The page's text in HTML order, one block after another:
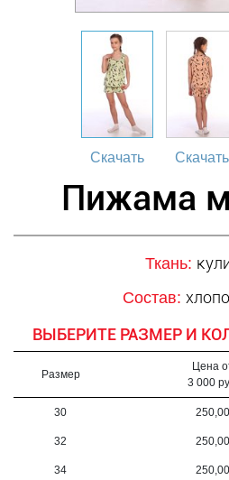
Скачать Скачать
Пижама
Ткань:
Состав:
ВЫБЕРИТЕ РАЗМЕР И
Размер
Цена
3 000
30 250,00
32 250,00
34 250,00